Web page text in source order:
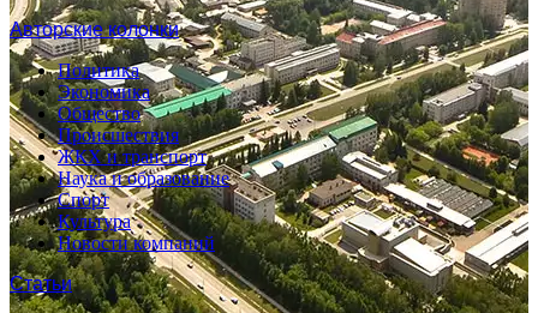
Авторские колонки
Политика
Экономика
Общество
Происшествия
ЖКХ и транспорт
Наука и образование
Спорт
Культура
Новости компаний
Статьи